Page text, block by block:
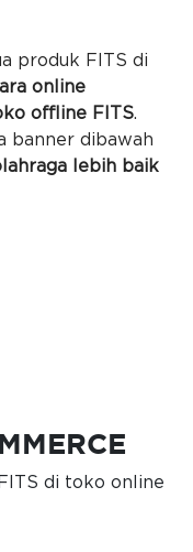
produk FITS di
online
offline FITS.
banner dibawah
lebih baik
di toko online